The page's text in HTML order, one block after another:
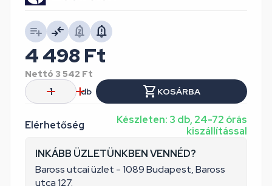
Elérhetőség
Készleten: 3 db, 24-72 órás
kiszállítással
INKÁBB ÜZLETÜNKBEN VENNÉD?
Baross utcai üzlet - 1089 Budapest, Baross
utca 127.
4 498 Ft
Nettó 3 542 Ft
db
KOSÁRBA